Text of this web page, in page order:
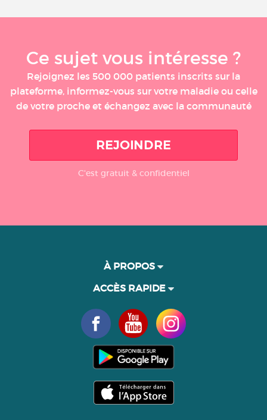
Ce sujet vous intéresse ?
Rejoignez les 500 000 patients inscrits sur la
plateforme, informez-vous sur votre maladie ou celle
de votre proche et échangez avec la communauté
REJOINDRE
C'est gratuit & confidentiel
À PROPOS
ACCÈS RAPIDE